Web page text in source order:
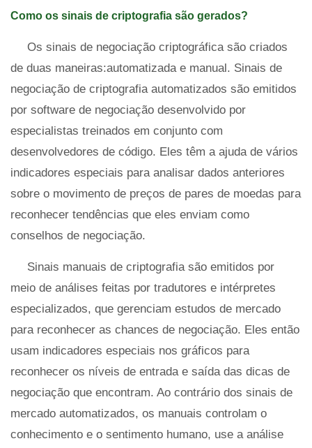
Como os sinais de criptografia são gerados?
Os sinais de negociação criptográfica são criados
de duas maneiras:automatizada e manual. Sinais de
negociação de criptografia automatizados são emitidos
por software de negociação desenvolvido por
especialistas treinados em conjunto com
desenvolvedores de código. Eles têm a ajuda de vários
indicadores especiais para analisar dados anteriores
sobre o movimento de preços de pares de moedas para
reconhecer tendências que eles enviam como
conselhos de negociação.
Sinais manuais de criptografia são emitidos por
meio de análises feitas por tradutores e intérpretes
especializados, que gerenciam estudos de mercado
para reconhecer as chances de negociação. Eles então
usam indicadores especiais nos gráficos para
reconhecer os níveis de entrada e saída das dicas de
negociação que encontram. Ao contrário dos sinais de
mercado automatizados, os manuais controlam o
conhecimento e o sentimento humano, use a análise